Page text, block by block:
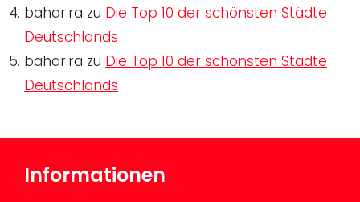
bahar.ra zu Die Top 10 der schönsten Städte
Deutschlands
bahar.ra zu Die Top 10 der schönsten Städte
Deutschlands
Informationen